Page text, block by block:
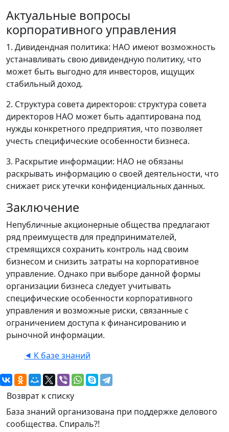
Актуальные вопросы
корпоративного управления
1. Дивидендная политика: НАО имеют возможность
устанавливать свою дивидендную политику, что
может быть выгодно для инвесторов, ищущих
стабильный доход.
2. Структура совета директоров: структура совета
директоров НАО может быть адаптирована под
нужды конкретного предприятия, что позволяет
учесть специфические особенности бизнеса.
3. Раскрытие информации: НАО не обязаны
раскрывать информацию о своей деятельности, что
снижает риск утечки конфиденциальных данных.
Заключение
Непубличные акционерные общества предлагают
ряд преимуществ для предпринимателей,
стремящихся сохранить контроль над своим
бизнесом и снизить затраты на корпоративное
управление. Однако при выборе данной формы
организации бизнеса следует учитывать
специфические особенности корпоративного
управления и возможные риски, связанные с
ограничением доступа к финансированию и
рыночной информации.
⯇ К базе знаний
Возврат к списку
База знаний организована при поддержке делового
сообщества. Спираль?!